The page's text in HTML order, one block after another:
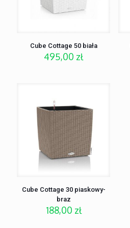
Cube Cottage 50 biała
495,00 zł
Cube Cottage 30 piaskowy-
braz
188,00 zł